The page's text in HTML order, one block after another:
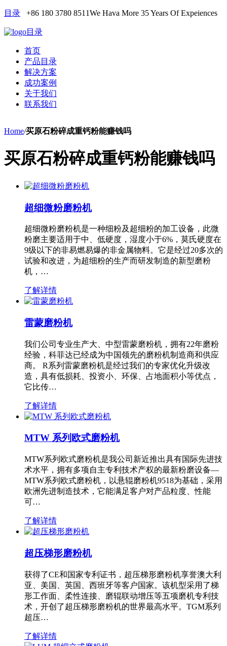
目录 +86 180 3780 8511We Hava More 35 Years Of Expeiences
目录
首页
产品目录
解决方案
成功案例
关于我们
联系我们
Home/买原石粉碎成重钙粉能赚钱吗
买原石粉碎成重钙粉能赚钱吗
超细微粉磨粉机
超细微粉磨粉机是一种细粉及超细粉的加工设备，此微
粉磨主要适用于中、低硬度，湿度小于6%，莫氏硬度在
9级以下的非易燃易爆的非金属物料。它是经过20多次的
试验和改进，为超细粉的生产而研发制造的新型磨粉
机，…
了解详情
雷蒙磨粉机
我们公司专业生产大、中型雷蒙磨粉机，拥有22年磨粉
经验，科菲达已经成为中国领先的磨粉机制造商和供应
商。 R系列雷蒙磨粉机是经过我们的专家优化升级改
造，具有低损耗、投资小、环保、占地面积小等优点，
它比传…
了解详情
MTW 系列欧式磨粉机
MTW系列欧式磨粉机是我公司新近推出具有国际先进技
术水平，拥有多项自主专利技术产权的最新粉磨设备—
MTW系列欧式磨粉机，以悬辊磨粉机9518为基础，采用
欧洲先进制造技术，它能满足客户对产品粒度、性能
可…
了解详情
超压梯形磨粉机
获得了CE和国家专利证书，超压梯形磨粉机享誉澳大利
亚、美国、英国、西班牙等客户国家。该机型采用了梯
形工作面、柔性连接、磨辊联动增压等五项磨机专利技
术，开创了超压梯形磨粉机的世界最高水平。TGM系列
超压…
了解详情